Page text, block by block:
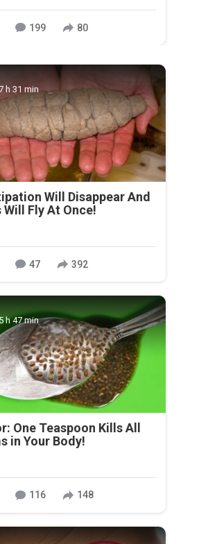
199 80
h 31 min
Will Disappear And
Will Fly At Once!
47 392
5 h 47 min
One Teaspoon Kills All
in Your Body!
116 148